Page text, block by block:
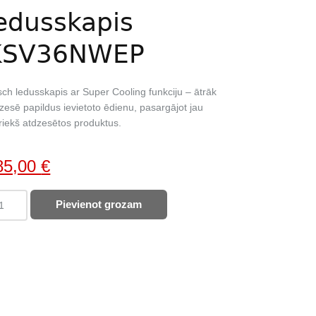
ledusskapis ar Super Cooling funkciju – ātrāk
papildus ievietoto ēdienu, pasargājot jau
atdzesētos produktus.
€Current
price
is:
Pievienot grozam